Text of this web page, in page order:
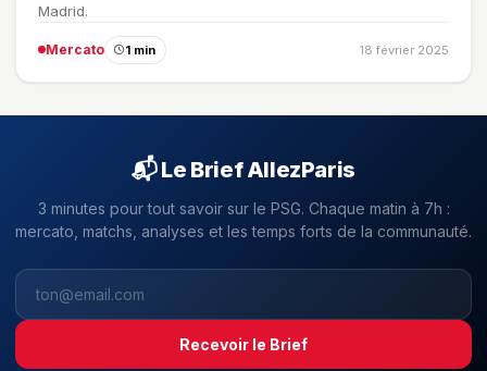
Madrid.
Mercato 1 min 18 février 2025
📬 Le Brief AllezParis
3 minutes pour tout savoir sur le PSG. Chaque matin à 7h :
mercato, matchs, analyses et les temps forts de la communauté.
Recevoir le Brief